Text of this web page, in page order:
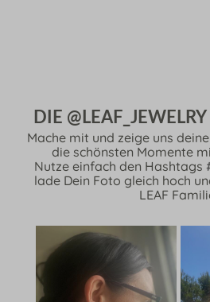
DIE
Mache mit und zeige uns
die schönsten Momente
Nutze einfach den Hashtags
lade Dein Foto gleich hoch
LEAF